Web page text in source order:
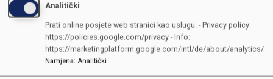
Analitički
Prati online posjete web stranici kao uslugu. - Privacy policy:
https://policies.google.com/privacy - Info:
https://marketingplatform.google.com/intl/de/about/analytics/
Namjena: Analitički